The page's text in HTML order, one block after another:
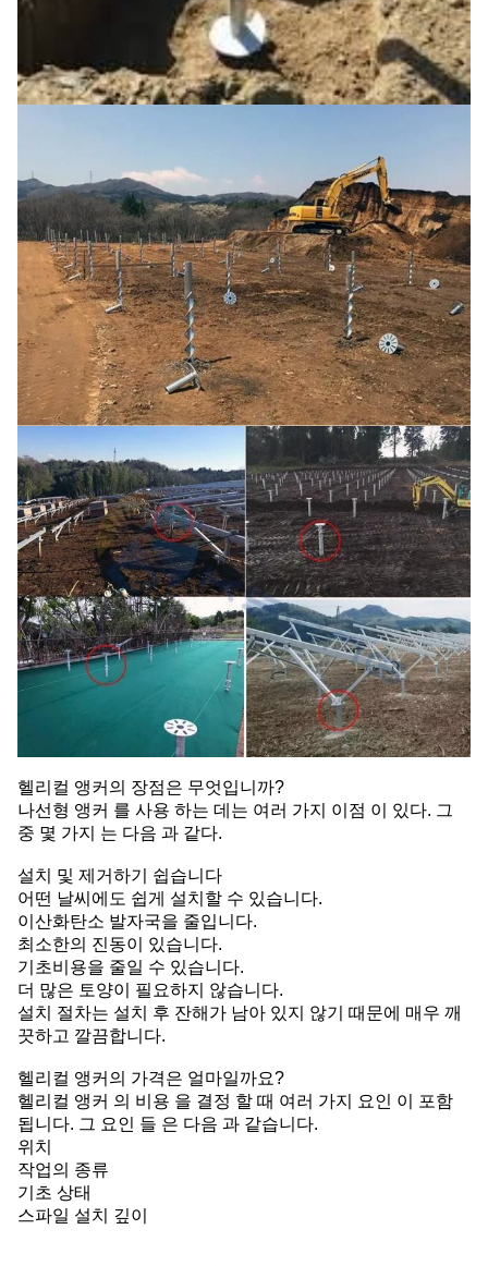
헬리컬 앵커의 장점은 무엇입니까?
나선형 앵커 를 사용 하는 데는 여러 가지 이점 이 있다. 그
중 몇 가지 는 다음 과 같다.
설치 및 제거하기 쉽습니다
어떤 날씨에도 쉽게 설치할 수 있습니다.
이산화탄소 발자국을 줄입니다.
최소한의 진동이 있습니다.
기초비용을 줄일 수 있습니다.
더 많은 토양이 필요하지 않습니다.
설치 절차는 설치 후 잔해가 남아 있지 않기 때문에 매우 깨
끗하고 깔끔합니다.
헬리컬 앵커의 가격은 얼마일까요?
헬리컬 앵커 의 비용 을 결정 할 때 여러 가지 요인 이 포함
됩니다. 그 요인 들 은 다음 과 같습니다.
위치
작업의 종류
기초 상태
스파일 설치 깊이